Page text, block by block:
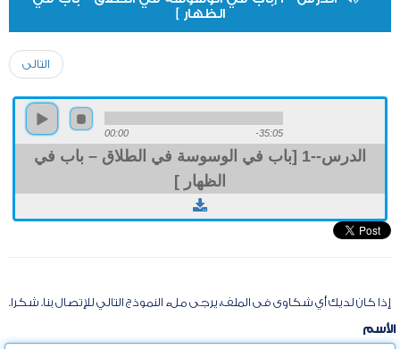
الظهار ]
التالى
00:00 -35:05
الدرس--1 [باب في الوسوسة في الطلاق – باب في
الظهار ]
إذا كان لديك أي شكاوى فى الملف، يرجى ملء النموذج التالي للإتصال بنا. شكرا.
الأسم